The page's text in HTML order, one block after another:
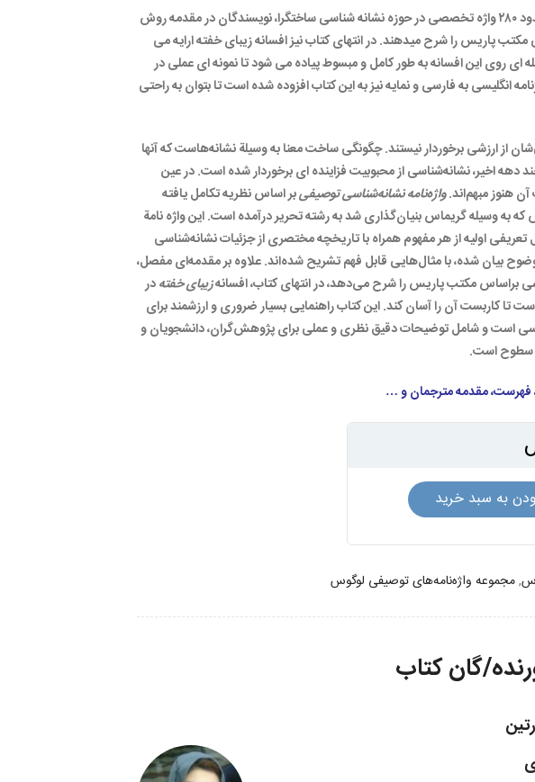
علاوه بر توضیح مفصل حدود ۲۸۰ واژه تخصصی در حوزه نشانه شناسی ساختگرا، نویسندگان در مقدمه روش
پاریس را شرح میدهند. در انتهای کتاب نیز افسانه زیبای خفته ارایه می
روی این افسانه به طور کامل و مبسوط پیاده می شود تا نمونه ای عملی در
انگلیسی به فارسی و نمایه نیز به این کتاب افزوده شده است تا بتوان به راحتی
از ارزشی برخوردار نیستند. چگونگی ساخت معنا به وسیلة نشانه‌هاست که آنها
دهه اخیر، نشانه‌شناسی از محبوبیت فزاینده ای برخوردار شده است. در عین
هنوز مبهم‌اند.واژه‌نامه نشانه‌شناسی توصیفیبر اساس نظریه تکامل یافته
به وسیله گریماس بنیان‌گذاری شد به رشته تحریر درآمده است. این واژه نامة
تعریفی اولیه از هر مفهوم همراه با تاریخچه مختصری از جزئیات نشانه‌شناسی
بیان شده، با مثال‌هایی قابل فهم تشریح شده‌اند. علاوه بر مقدمه‌ای مفصل،
براساس مکتب پاریس را شرح می‌دهد، در انتهای کتاب، افسانهزیبای خفتهدر
تا کاربست آن را آسان کند. این کتاب راهنمایی بسیار ضروری و ارزشمند برای
است و شامل توضیحات دقیق نظری و عملی برای پژوهش‌گران، دانشجویان و
سطوح است.
فهرست، مقدمه مترجمان و …
به سبد خرید
,مجموعه واژه‌نامه‌های توصیفی لوگوس
گان کتاب